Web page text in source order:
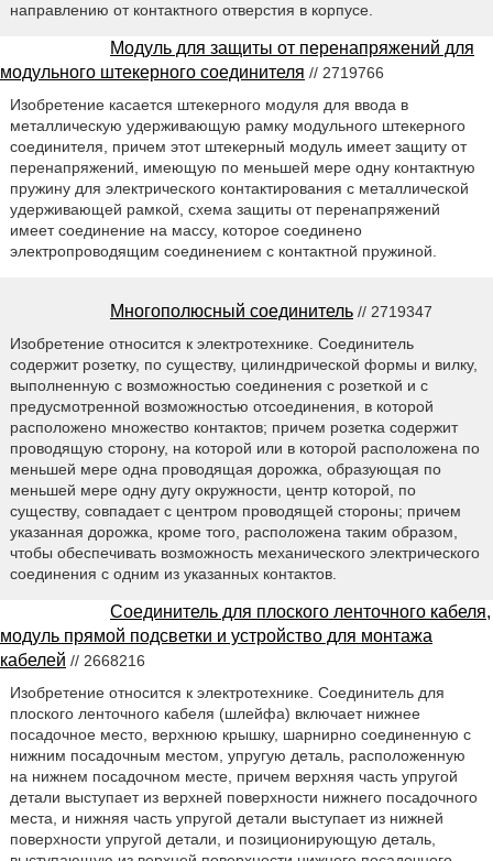
направлению от контактного отверстия в корпусе.
Модуль для защиты от перенапряжений для
модульного штекерного соединителя // 2719766
Изобретение касается штекерного модуля для ввода в
металлическую удерживающую рамку модульного штекерного
соединителя, причем этот штекерный модуль имеет защиту от
перенапряжений, имеющую по меньшей мере одну контактную
пружину для электрического контактирования с металлической
удерживающей рамкой, схема защиты от перенапряжений
имеет соединение на массу, которое соединено
электропроводящим соединением с контактной пружиной.
Многополюсный соединитель // 2719347
Изобретение относится к электротехнике. Соединитель
содержит розетку, по существу, цилиндрической формы и вилку,
выполненную с возможностью соединения с розеткой и с
предусмотренной возможностью отсоединения, в которой
расположено множество контактов; причем розетка содержит
проводящую сторону, на которой или в которой расположена по
меньшей мере одна проводящая дорожка, образующая по
меньшей мере одну дугу окружности, центр которой, по
существу, совпадает с центром проводящей стороны; причем
указанная дорожка, кроме того, расположена таким образом,
чтобы обеспечивать возможность механического электрического
соединения с одним из указанных контактов.
Соединитель для плоского ленточного кабеля,
модуль прямой подсветки и устройство для монтажа
кабелей // 2668216
Изобретение относится к электротехнике. Соединитель для
плоского ленточного кабеля (шлейфа) включает нижнее
посадочное место, верхнюю крышку, шарнирно соединенную с
нижним посадочным местом, упругую деталь, расположенную
на нижнем посадочном месте, причем верхняя часть упругой
детали выступает из верхней поверхности нижнего посадочного
места, и нижняя часть упругой детали выступает из нижней
поверхности упругой детали, и позиционирующую деталь,